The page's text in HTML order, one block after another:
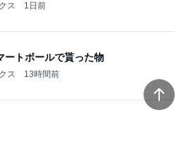
ス 1日前
ートボールで貰った物
ス 13時間前